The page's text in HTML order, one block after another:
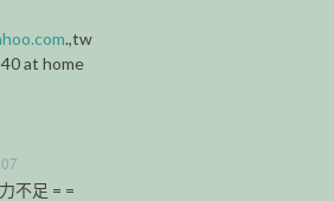
.,tw
at home
不足 = =